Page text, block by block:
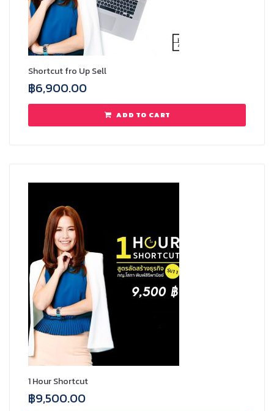
Shortcut fro Up Sell
฿6,900.00
ADD TO CART
1 Hour Shortcut
฿9,500.00